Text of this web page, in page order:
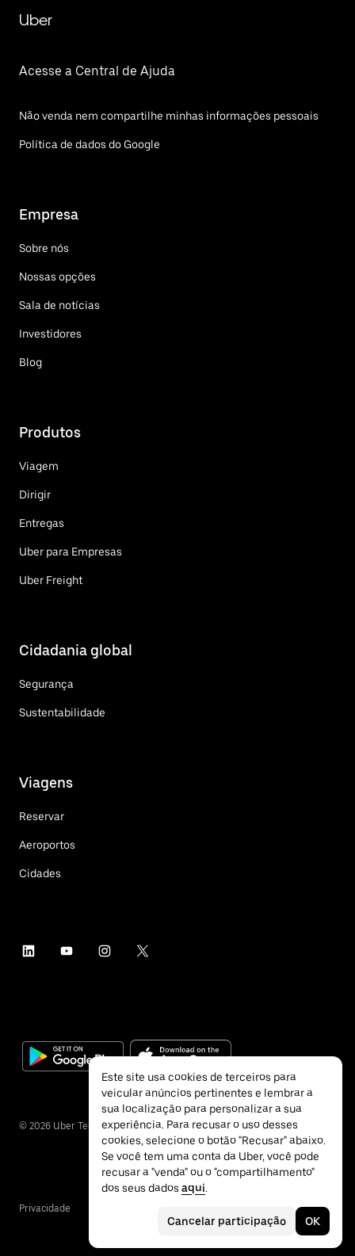
Uber
Acesse a Central de Ajuda
Não venda nem compartilhe minhas informações pessoais
Política de dados do Google
Empresa
Sobre nós
Nossas opções
Sala de notícias
Investidores
Blog
Produtos
Viagem
Dirigir
Entregas
Uber para Empresas
Uber Freight
Cidadania global
Segurança
Sustentabilidade
Viagens
Reservar
Aeroportos
Cidades
© 2026 Uber Technologies Inc.
Privacidade
Este site usa cookies de terceiros para
veicular anúncios pertinentes e lembrar a
sua localização para personalizar a sua
experiência. Para recusar o uso desses
cookies, selecione o botão "Recusar" abaixo.
Se você tem uma conta da Uber, você pode
recusar a "venda" ou o "compartilhamento"
dos seus dados aqui.
Cancelar participação OK